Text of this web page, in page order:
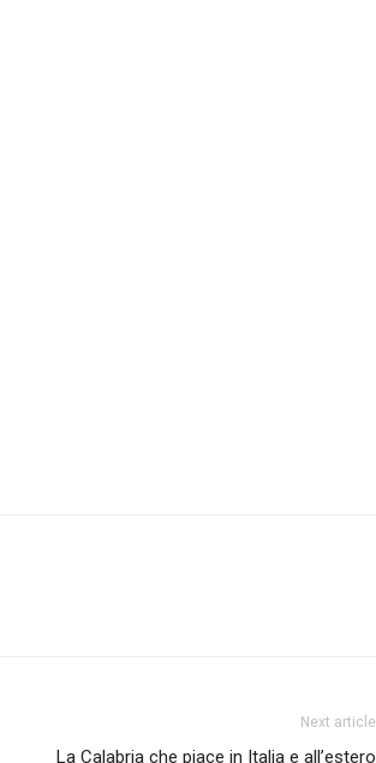
Next article
La Calabria che piace in Italia e all’estero